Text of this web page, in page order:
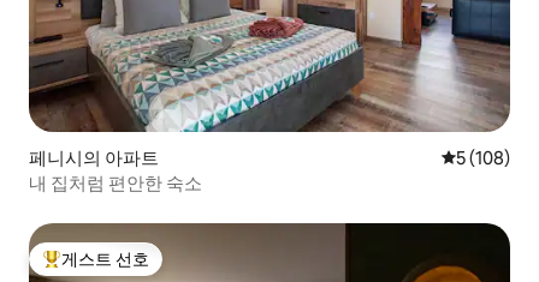
페니시의 아파트 평점 5점(5
5 (108)
내 집처럼 편안한 숙소
상위 게스트 선호
게스트 선호